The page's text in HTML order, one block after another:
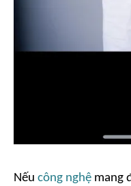
Nếu công nghệ mang